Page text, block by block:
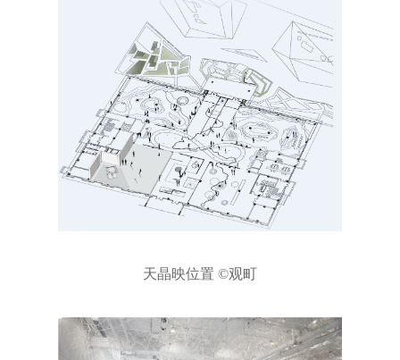
天晶映位置 ©观町